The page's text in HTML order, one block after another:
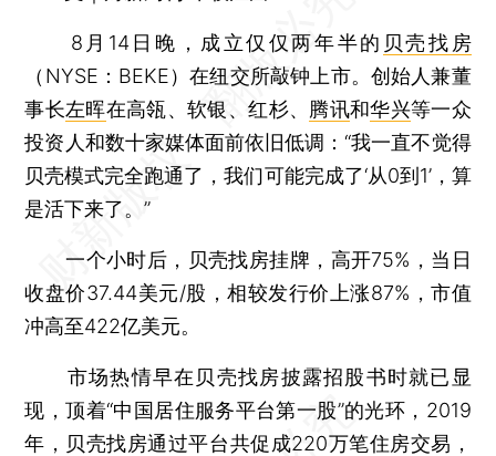
8月14日晚，成立仅仅两年半的 贝壳找房
（NYSE：BEKE）在纽交所敲钟上市。创始人兼董
事长左晖在高瓴、软银、红杉、 腾讯和华兴等一众
投资人和数十家媒体面前依旧低调：“我一直不觉得
贝壳模式完全跑通了，我们可能完成了‘从0到1’，算
是活下来了。”
一个小时后，贝壳找房挂牌，高开75%，当日
收盘价37.44美元/股，相较发行价上涨87%，市值
冲高至422亿美元。
市场热情早在贝壳找房披露招股书时就已显
现，顶着“中国居住服务平台第一股”的光环，2019
年，贝壳找房通过平台共促成220万笔住房交易，